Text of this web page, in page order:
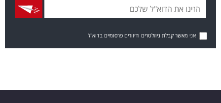
אני מאשר קבלת ניוזלטרים ודיוורים פרסומיים בדוא"ל